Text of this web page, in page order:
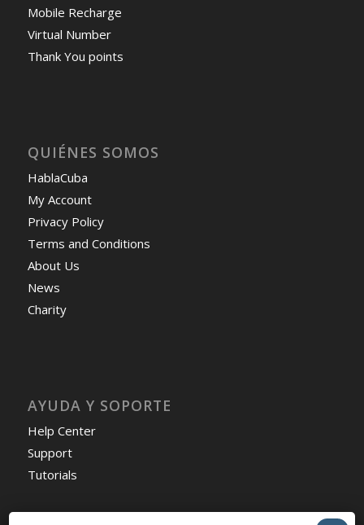
Mobile Recharge
Virtual Number
Thank You points
QUIÉNES SOMOS
HablaCuba
My Account
Privacy Policy
Terms and Conditions
About Us
News
Charity
AYUDA Y SOPORTE
Help Center
Support
Tutorials